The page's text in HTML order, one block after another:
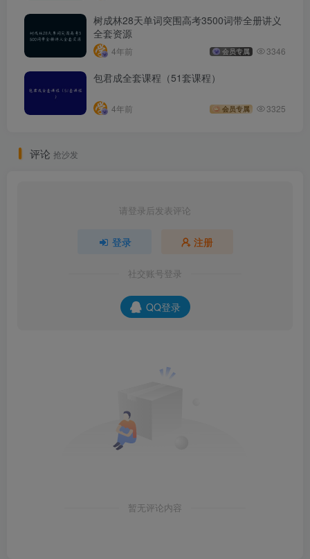
树成林28天单词突围高考3500词带全册讲义
全套资源
4年前 会员专属 3346
包君成全套课程（51套课程）
4年前 会员专属 3325
评论 抢沙发
请登录后发表评论
登录 注册
社交账号登录
QQ登录
暂无评论内容